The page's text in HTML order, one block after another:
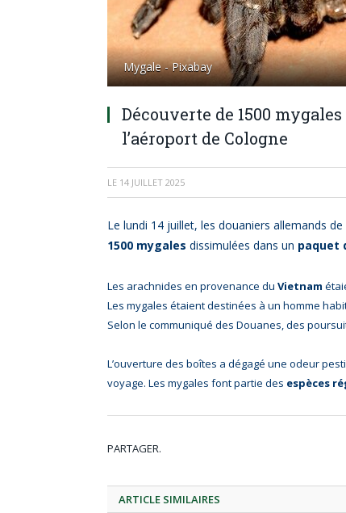
Mygale - Pixabay
Découverte de 1500
l’aéroport de Cologne
LE 14 JUILLET 2025
Le lundi 14 juillet, les douaniers allemands
1500 mygales dissimulées dans un paquet
Les arachnides en provenance du Vietnam
Les mygales étaient destinées à un homme
Selon le communiqué des Douanes, des
L’ouverture des boîtes a dégagé une odeur
voyage. Les mygales font partie des espèces
PARTAGER.
ARTICLE SIMILAIRES